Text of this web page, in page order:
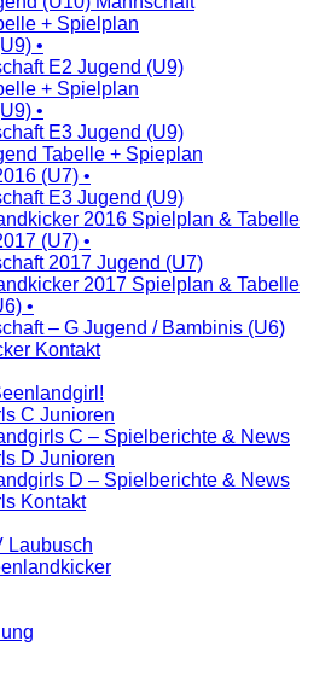
+ Spielplan
•
E2 Jugend (U9)
+ Spielplan
•
E3 Jugend (U9)
Tabelle + Spieplan
(U7) •
E3 Jugend (U9)
2016 Spielplan & Tabelle
(U7) •
2017 Jugend (U7)
2017 Spielplan & Tabelle
•
– G Jugend / Bambinis (U6)
Kontakt
C Junioren
C – Spielberichte & News
D Junioren
D – Spielberichte & News
Kontakt
Laubusch